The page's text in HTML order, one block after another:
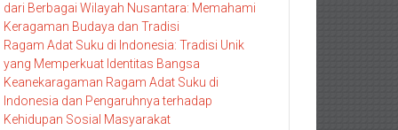
dari Berbagai Wilayah Nusantara: Memahami
Keragaman Budaya dan Tradisi
Ragam Adat Suku di Indonesia: Tradisi Unik
yang Memperkuat Identitas Bangsa
Keanekaragaman Ragam Adat Suku di
Indonesia dan Pengaruhnya terhadap
Kehidupan Sosial Masyarakat